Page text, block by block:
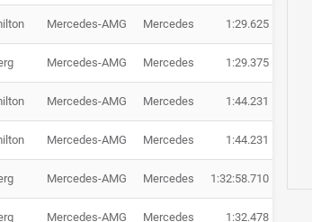
Mercedes-AMG Mercedes 1:29.625
Mercedes-AMG Mercedes 1:29.375
Mercedes-AMG Mercedes 1:44.231
Mercedes-AMG Mercedes 1:44.231
Mercedes-AMG Mercedes 1:32:58.710
Mercedes-AMG Mercedes 1:32.478